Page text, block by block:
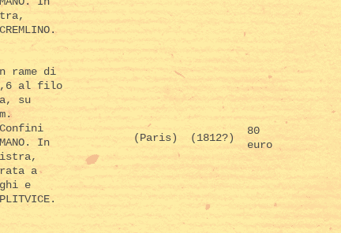
rame di
al filo
su
In
a
e
(Paris) (1812?)
80
euro